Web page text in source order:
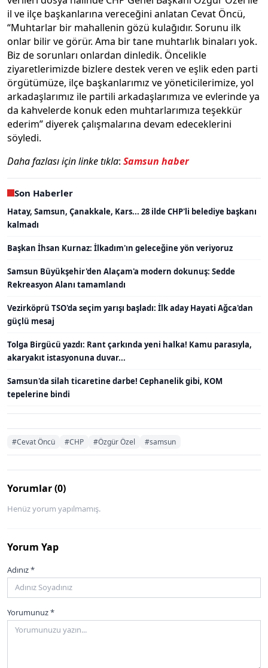
il ve ilçe başkanlarına vereceğini anlatan Cevat Öncü,
“Muhtarlar bir mahallenin gözü kulağıdır. Sorunu ilk
onlar bilir ve görür. Ama bir tane muhtarlık binaları yok.
Biz de sorunları onlardan dinledik. Öncelikle
ziyaretlerimizde bizlere destek veren ve eşlik eden parti
örgütümüze, ilçe başkanlarımız ve yöneticilerimize, yol
arkadaşlarımız ile partili arkadaşlarımıza ve evlerinde ya
da kahvelerde konuk eden muhtarlarımıza teşekkür
ederim” diyerek çalışmalarına devam edeceklerini
söyledi.
Daha fazlası için linke tıkla: Samsun haber
Son Haberler
Hatay, Samsun, Çanakkale, Kars... 28 ilde CHP'li belediye başkanı
kalmadı
Başkan İhsan Kurnaz: İlkadım'ın geleceğine yön veriyoruz
Samsun Büyükşehir'den Alaçam'a modern dokunuş: Sedde
Rekreasyon Alanı tamamlandı
Vezirköprü TSO'da seçim yarışı başladı: İlk aday Hayati Ağca'dan
güçlü mesaj
Tolga Birgücü yazdı: Rant çarkında yeni halka! Kamu parasıyla,
akaryakıt istasyonuna duvar...
Samsun'da silah ticaretine darbe! Cephanelik gibi, KOM
tepelerine bindi
#Cevat Öncü #CHP #Özgür Özel #samsun
Yorumlar (0)
Henüz yorum yapılmamış.
Yorum Yap
Adınız *
Yorumunuz *